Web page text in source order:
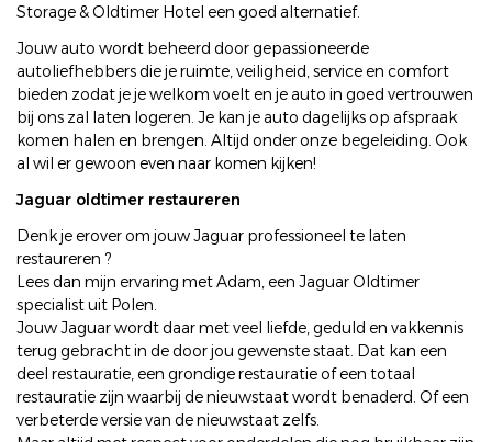
Storage & Oldtimer Hotel een goed alternatief.
Jouw auto wordt beheerd door gepassioneerde
autoliefhebbers die je ruimte, veiligheid, service en comfort
bieden zodat je je welkom voelt en je auto in goed vertrouwen
bij ons zal laten logeren. Je kan je auto dagelijks op afspraak
komen halen en brengen. Altijd onder onze begeleiding. Ook
al wil er gewoon even naar komen kijken!
Jaguar oldtimer restaureren
Denk je erover om jouw Jaguar professioneel te laten
restaureren ?
Lees dan mijn ervaring met Adam, een Jaguar Oldtimer
specialist uit Polen.
Jouw Jaguar wordt daar met veel liefde, geduld en vakkennis
terug gebracht in de door jou gewenste staat. Dat kan een
deel restauratie, een grondige restauratie of een totaal
restauratie zijn waarbij de nieuwstaat wordt benaderd. Of een
verbeterde versie van de nieuwstaat zelfs.